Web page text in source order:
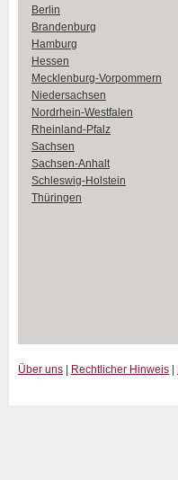
Berlin
Brandenburg
Hamburg
Hessen
Mecklenburg-Vorpommern
Niedersachsen
Nordrhein-Westfalen
Rheinland-Pfalz
Sachsen
Sachsen-Anhalt
Schleswig-Holstein
Thüringen
Über uns Rechtlicher Hinweis